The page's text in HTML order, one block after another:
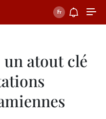
atout clé